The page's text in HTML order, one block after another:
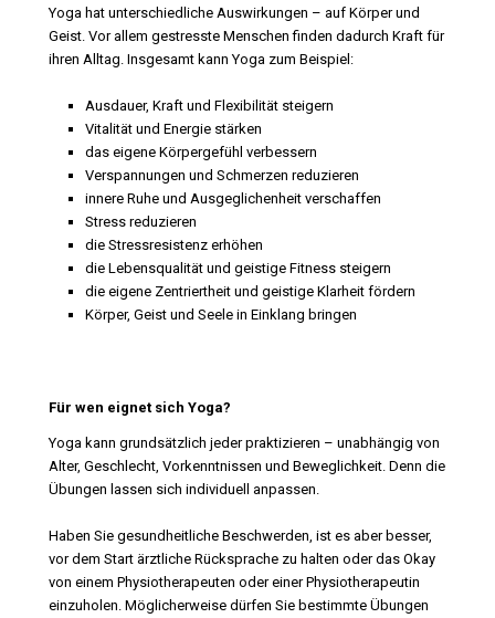
Yoga hat unterschiedliche Auswirkungen – auf Körper und
Geist. Vor allem gestresste Menschen finden dadurch Kraft für
ihren Alltag. Insgesamt kann Yoga zum Beispiel:
Ausdauer, Kraft und Flexibilität steigern
Vitalität und Energie stärken
das eigene Körpergefühl verbessern
Verspannungen und Schmerzen reduzieren
innere Ruhe und Ausgeglichenheit verschaffen
Stress reduzieren
die Stressresistenz erhöhen
die Lebensqualität und geistige Fitness steigern
die eigene Zentriertheit und geistige Klarheit fördern
Körper, Geist und Seele in Einklang bringen
Für wen eignet sich Yoga?
Yoga kann grundsätzlich jeder praktizieren – unabhängig von
Alter, Geschlecht, Vorkenntnissen und Beweglichkeit. Denn die
Übungen lassen sich individuell anpassen.
Haben Sie gesundheitliche Beschwerden, ist es aber besser,
vor dem Start ärztliche Rücksprache zu halten oder das Okay
von einem Physiotherapeuten oder einer Physiotherapeutin
einzuholen. Möglicherweise dürfen Sie bestimmte Übungen